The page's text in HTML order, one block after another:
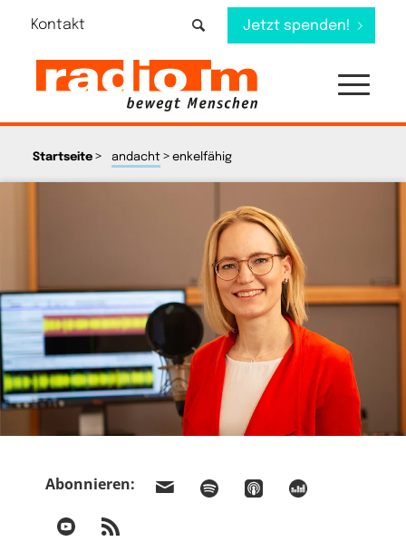
Kontakt Jetzt spenden!
Startseite> andacht> enkelfähig
Abonnieren: